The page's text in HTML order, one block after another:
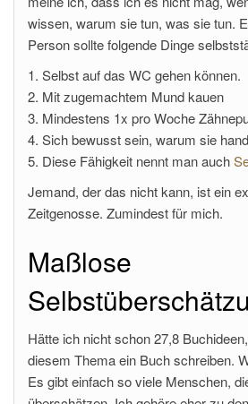
wissen, warum sie tun, was sie tun.
Person sollte folgende Dinge
1. Selbst auf das WC gehen können.
2. Mit zugemachtem Mund kauen
3. Mindestens 1x pro Woche
4. Sich bewusst sein, warum sie
5. Diese Fähigkeit nennt man auch
Jemand, der das nicht kann, ist ein
Zeitgenosse. Zumindest für mich.
Maßlose
Hätte ich nicht schon 27,8
diesem Thema ein Buch schreiben.
Es gibt einfach so viele Menschen,